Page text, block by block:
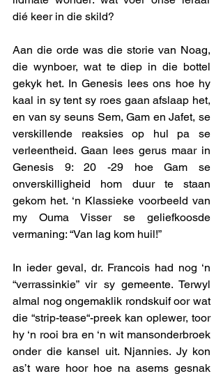
dié keer in die skild?
Aan die orde was die storie van Noag,
die wynboer, wat te diep in die bottel
gekyk het. In Genesis lees ons hoe hy
kaal in sy tent sy roes gaan afslaap het,
en van sy seuns Sem, Gam en Jafet, se
verskillende reaksies op hul pa se
verleentheid. Gaan lees gerus maar in
Genesis 9: 20 -29 hoe Gam se
onverskilligheid hom duur te staan
gekom het. ‘n Klassieke voorbeeld van
my Ouma Visser se geliefkoosde
vermaning: “Van lag kom huil!”
In ieder geval, dr. Francois had nog ‘n
“verrassinkie” vir sy gemeente. Terwyl
almal nog ongemaklik rondskuif oor wat
die “strip-tease“-preek kan oplewer, toor
hy ‘n rooi bra en ‘n wit mansonderbroek
onder die kansel uit. Njannies. Jy kon
as’t ware hoor hoe na asems gesnak